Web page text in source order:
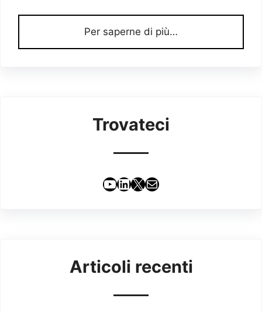
Per saperne di più…
Trovateci
YouTube
LinkedIn
X Email
Articoli recenti